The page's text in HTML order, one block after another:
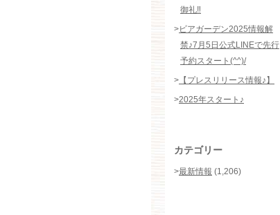
御礼‼️
>ビアガーデン2025情報解
禁♪7月5日公式LINEで先行
予約スタート(^^)/
> 【プレスリリース情報♪】
>2025年スタート♪
カテゴリー
>最新情報 (1,206)